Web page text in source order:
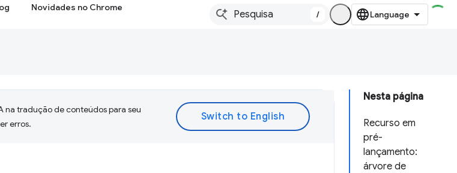
Novidades no Chrome
/
Nesta página
Recurso em
pré-
lançamento:
árvore de
na tradução de conteúdos para seu
erros.